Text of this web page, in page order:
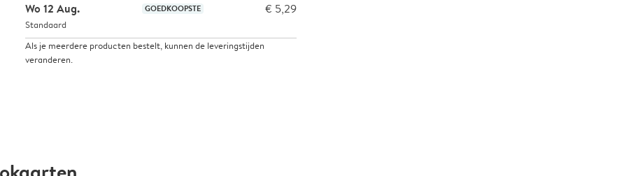
Wo 12 Aug.
GOEDKOOPSTE € 5,29
Standaard
Als je meerdere producten bestelt, kunnen de leveringstijden
veranderen.